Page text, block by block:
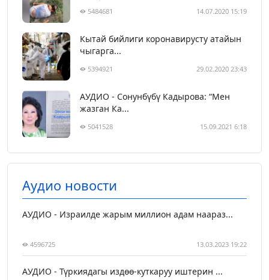
5484681 14.07.2020 15:19
Кытай бийлиги коронавирусту атайын
чыгарга...
5394921 29.02.2020 23:43
АУДИО - Сонунбүбү Кадырова: “Мен
жазган Ка...
5041528 15.09.2021 6:18
Аудио новости
АУДИО - Израилде жарым миллион адам наараз...
4596725 13.03.2023 19:22
АУДИО - Түркиядагы издөө-куткаруу иштерин ...